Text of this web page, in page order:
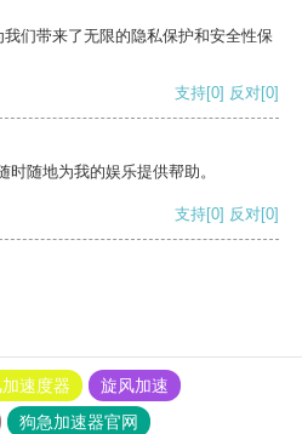
们带来了无限的隐私保护和安全性保
支持[0] 反对[0]
随地为我的娱乐提供帮助。
支持[0] 反对[0]
速度器
旋风加速
狗急加速器官网